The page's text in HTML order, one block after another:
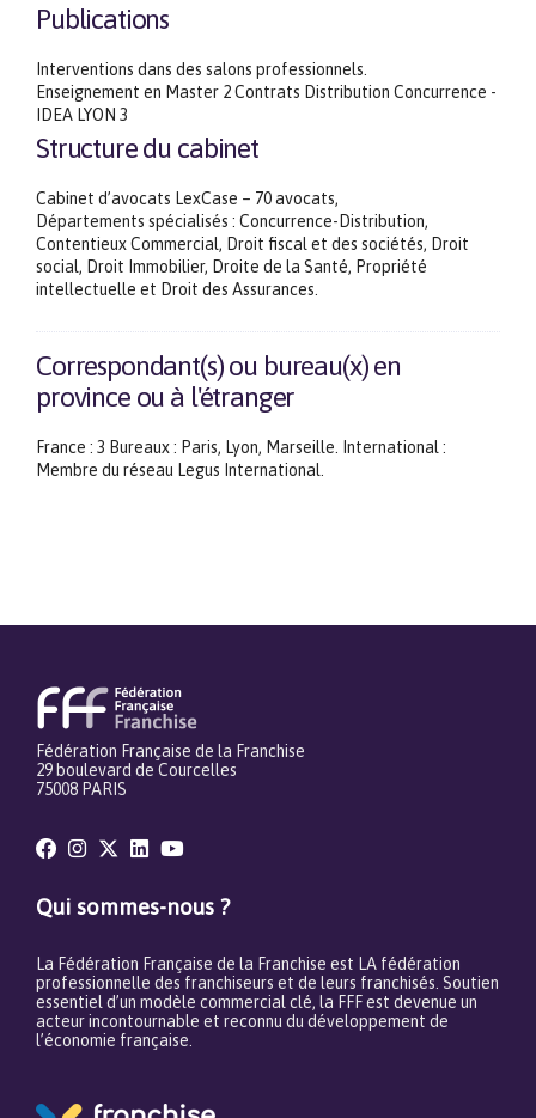
Publications
Interventions dans des salons professionnels.
Enseignement en Master 2 Contrats Distribution Concurrence -
IDEA LYON 3
Structure du cabinet
Cabinet d’avocats LexCase – 70 avocats,
Départements spécialisés : Concurrence-Distribution,
Contentieux Commercial, Droit fiscal et des sociétés, Droit
social, Droit Immobilier, Droite de la Santé, Propriété
intellectuelle et Droit des Assurances.
Correspondant(s) ou bureau(x) en
province ou à l'étranger
France : 3 Bureaux : Paris, Lyon, Marseille. International :
Membre du réseau Legus International.
Fédération Française de la Franchise
29 boulevard de Courcelles
75008 PARIS
Qui sommes-nous ?
La Fédération Française de la Franchise est LA fédération
professionnelle des franchiseurs et de leurs franchisés. Soutien
essentiel d’un modèle commercial clé, la FFF est devenue un
acteur incontournable et reconnu du développement de
l’économie française.